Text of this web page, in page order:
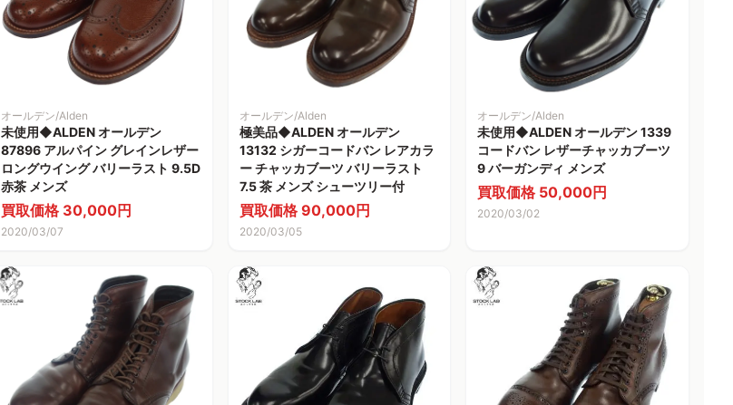
オールデン/Alden
未使用◆ALDEN オールデン
87896 アルパイン グレインレザー
ロングウイング バリーラスト 9.5D
赤茶 メンズ
買取価格 30,000円
2020/03/07
オールデン/Alden
極美品◆ALDEN オールデン
13132 シガーコードバン レアカラ
ー チャッカブーツ バリーラスト
7.5 茶 メンズ シューツリー付
買取価格 90,000円
2020/03/05
オールデン/Alden
未使用◆ALDEN オールデン 1339
コードバン レザーチャッカブーツ
9 バーガンディ メンズ
買取価格 50,000円
2020/03/02